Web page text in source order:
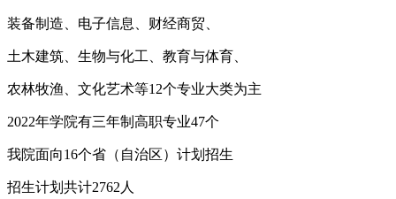
装备制造、电子信息、财经商贸、
土木建筑、生物与化工、教育与体育、
农林牧渔、文化艺术等12个专业大类为主
2022年学院有三年制高职专业47个
我院面向16个省（自治区）计划招生
招生计划共计2762人